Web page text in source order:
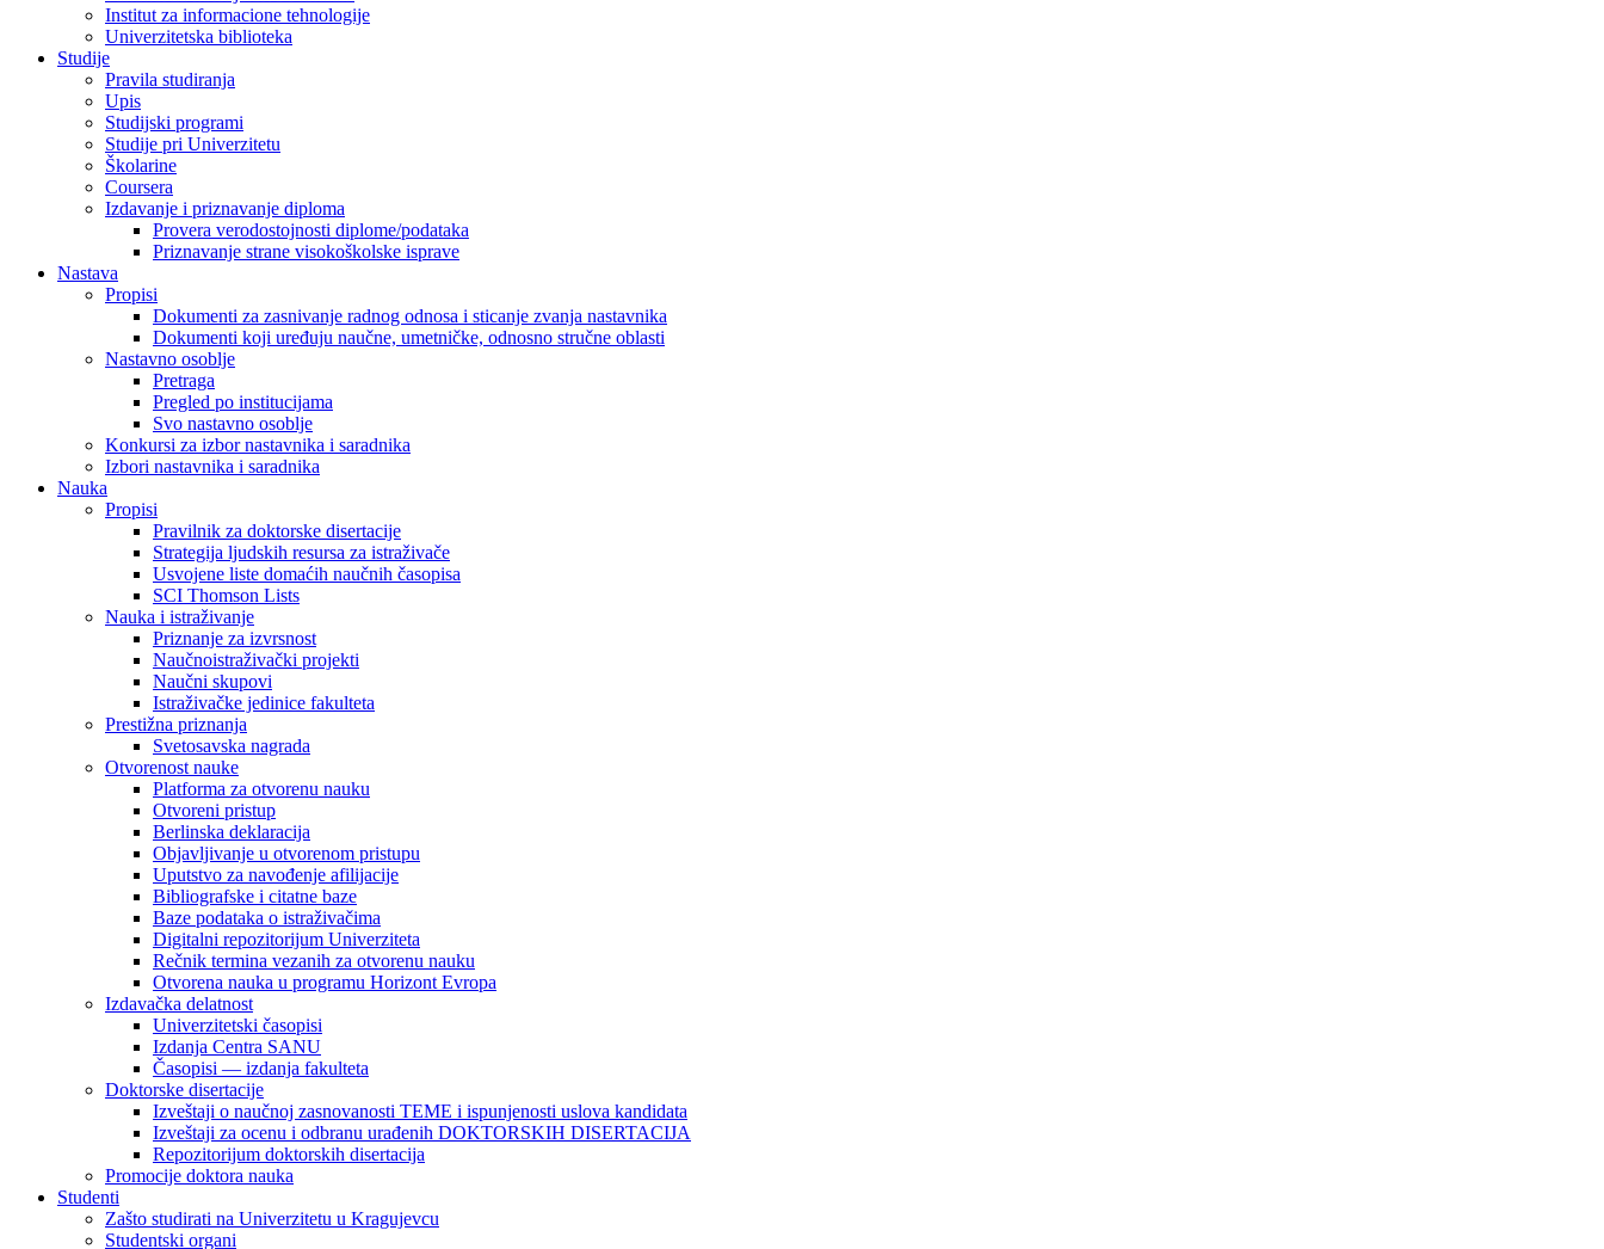
Institut za informacione tehnologije
Univerzitetska biblioteka
Studije
Pravila studiranja
Upis
Studijski programi
Studije pri Univerzitetu
Školarine
Coursera
Izdavanje i priznavanje diploma
Provera verodostojnosti diplome/podataka
Priznavanje strane visokoškolske isprave
Nastava
Propisi
Dokumenti za zasnivanje radnog odnosa i sticanje zvanja nastavnika
Dokumenti koji uređuju naučne, umetničke, odnosno stručne oblasti
Nastavno osoblje
Pretraga
Pregled po institucijama
Svo nastavno osoblje
Konkursi za izbor nastavnika i saradnika
Izbori nastavnika i saradnika
Nauka
Propisi
Pravilnik za doktorske disertacije
Strategija ljudskih resursa za istraživače
Usvojene liste domaćih naučnih časopisa
SCI Thomson Lists
Nauka i istraživanje
Priznanje za izvrsnost
Naučnoistraživački projekti
Naučni skupovi
Istraživačke jedinice fakulteta
Prestižna priznanja
Svetosavska nagrada
Otvorenost nauke
Platforma za otvorenu nauku
Otvoreni pristup
Berlinska deklaracija
Objavljivanje u otvorenom pristupu
Uputstvo za navođenje afilijacije
Bibliografske i citatne baze
Baze podataka o istraživačima
Digitalni repozitorijum Univerziteta
Rečnik termina vezanih za otvorenu nauku
Otvorena nauka u programu Horizont Evropa
Izdavačka delatnost
Univerzitetski časopisi
Izdanja Centra SANU
Časopisi — izdanja fakulteta
Doktorske disertacije
Izveštaji o naučnoj zasnovanosti TEME i ispunjenosti uslova kandidata
Izveštaji za ocenu i odbranu urađenih DOKTORSKIH DISERTACIJA
Repozitorijum doktorskih disertacija
Promocije doktora nauka
Studenti
Zašto studirati na Univerzitetu u Kragujevcu
Studentski organi